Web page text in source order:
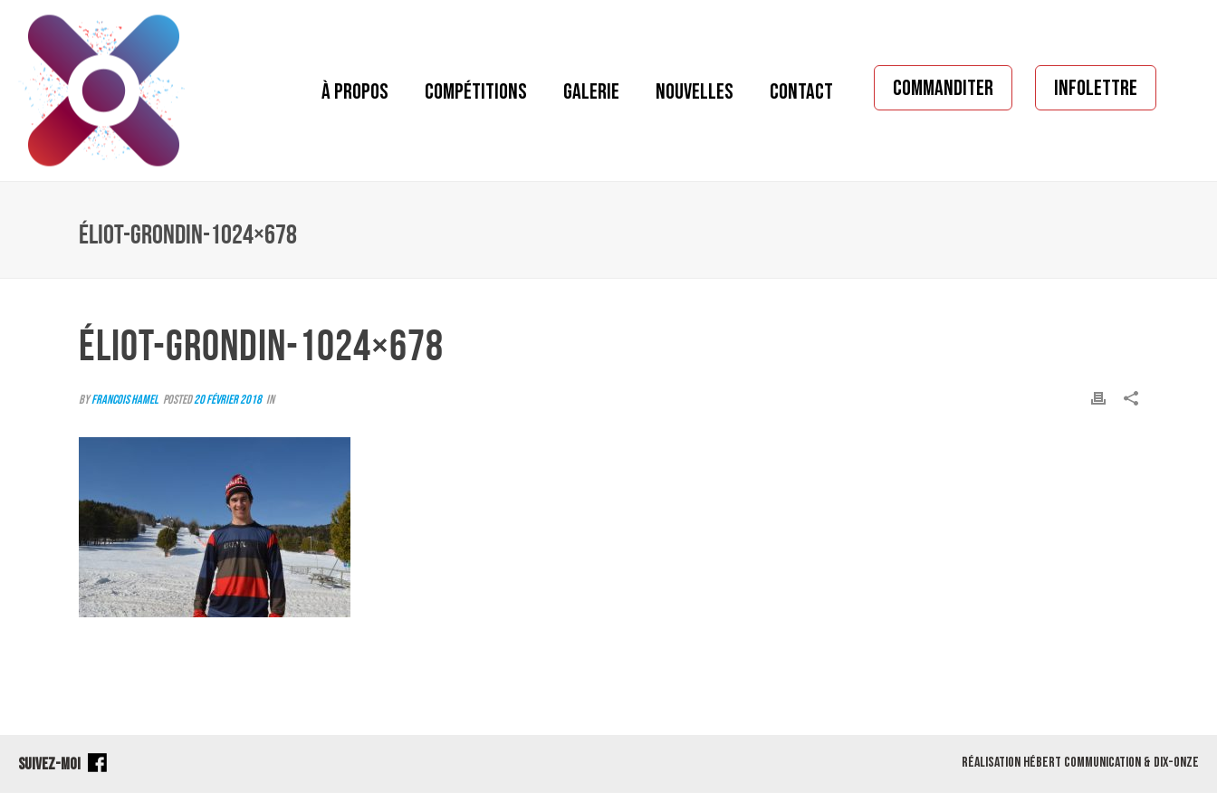
À PROPOS COMPÉTITIONS GALERIE NOUVELLES CONTACT COMMANDITER INFOLETTRE
ÉLIOT-GRONDIN-1024×678
ÉLIOT-GRONDIN-1024×678
ByFrancois Hamel Posted20 février 2018 In
SUIVEZ-MOI Réalisation Hébert Communication & Dix-Onze